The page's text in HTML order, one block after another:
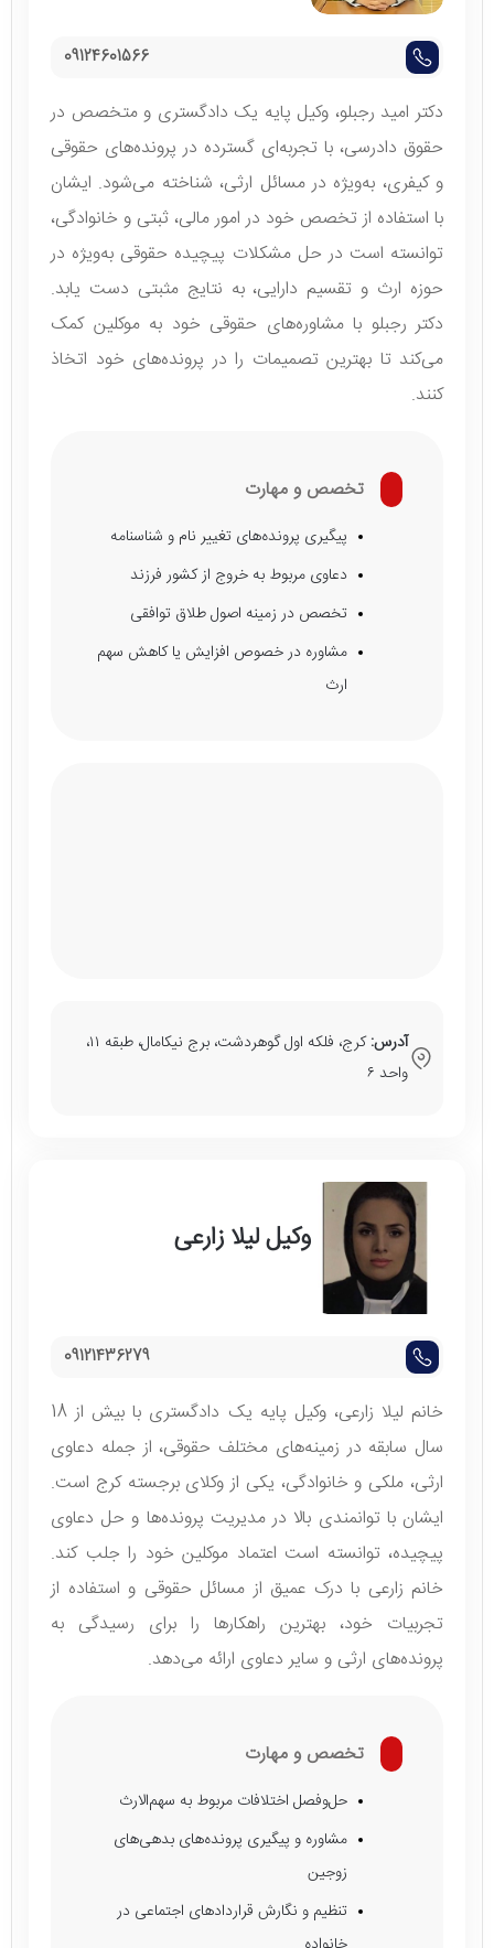
09124601566
دکتر امید رجبلو، وکیل پایه یک دادگستری و متخصص در
حقوق دادرسی، با تجربه‌ای گسترده در پرونده‌های حقوقی
و کیفری، به‌ویژه در مسائل ارثی، شناخته می‌شود. ایشان
با استفاده از تخصص خود در امور مالی، ثبتی و خانوادگی،
توانسته است در حل مشکلات پیچیده حقوقی به‌ویژه در
حوزه ارث و تقسیم دارایی، به نتایج مثبتی دست یابد.
دکتر رجبلو با مشاوره‌های حقوقی خود به موکلین کمک
می‌کند تا بهترین تصمیمات را در پرونده‌های خود اتخاذ
کنند.
تخصص و مهارت
پیگیری پرونده‌های تغییر نام و شناسنامه
دعاوی مربوط به خروج از کشور فرزند
تخصص در زمینه اصول طلاق توافقی
مشاوره در خصوص افزایش یا کاهش سهم
ارث
آدرس:
کرج، فلکه اول گوهردشت، برج نیکامال، طبقه ۱۱،
واحد ۶
وکیل لیلا زارعی
09121436279
خانم لیلا زارعی، وکیل پایه یک دادگستری با بیش از 18
سال سابقه در زمینه‌های مختلف حقوقی، از جمله دعاوی
ارثی، ملکی و خانوادگی، یکی از وکلای برجسته کرج است.
ایشان با توانمندی بالا در مدیریت پرونده‌ها و حل دعاوی
پیچیده، توانسته است اعتماد موکلین خود را جلب کند.
خانم زارعی با درک عمیق از مسائل حقوقی و استفاده از
تجربیات خود، بهترین راهکارها را برای رسیدگی به
پرونده‌های ارثی و سایر دعاوی ارائه می‌دهد.
تخصص و مهارت
حل‌وفصل اختلافات مربوط به سهم‌الارث
مشاوره و پیگیری پرونده‌های بدهی‌های
زوجین
تنظیم و نگارش قراردادهای اجتماعی در